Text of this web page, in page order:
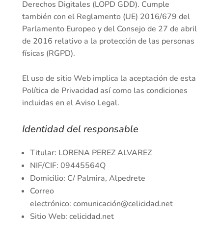
Derechos Digitales (LOPD GDD). Cumple
también con el Reglamento (UE) 2016/679 del
Parlamento Europeo y del Consejo de 27 de abril
de 2016 relativo a la protección de las personas
físicas (RGPD).
El uso de sitio Web implica la aceptación de esta
Política de Privacidad así como las condiciones
incluidas en el Aviso Legal.
Identidad del responsable
Titular: LORENA PEREZ ALVAREZ
NIF/CIF: 09445564Q
Domicilio: C/ Palmira, Alpedrete
Correo
electrónico: comunicación@celicidad.net
Sitio Web: celicidad.net